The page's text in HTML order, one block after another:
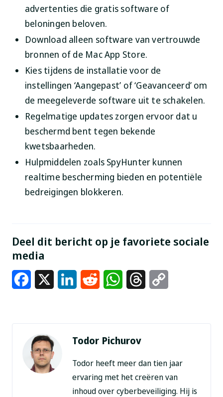
advertenties die gratis software of
beloningen beloven.
Download alleen software van vertrouwde
bronnen of de Mac App Store.
Kies tijdens de installatie voor de
instellingen ‘Aangepast’ of ‘Geavanceerd’ om
de meegeleverde software uit te schakelen.
Regelmatige updates zorgen ervoor dat u
beschermd bent tegen bekende
kwetsbaarheden.
Hulpmiddelen zoals SpyHunter kunnen
realtime bescherming bieden en potentiële
bedreigingen blokkeren.
Deel dit bericht op je favoriete sociale
media
Facebook LinkedInReddit WhatsAppThreads
Todor Pichurov
Todor heeft meer dan tien jaar
ervaring met het creëren van
inhoud over cyberbeveiliging. Hij is